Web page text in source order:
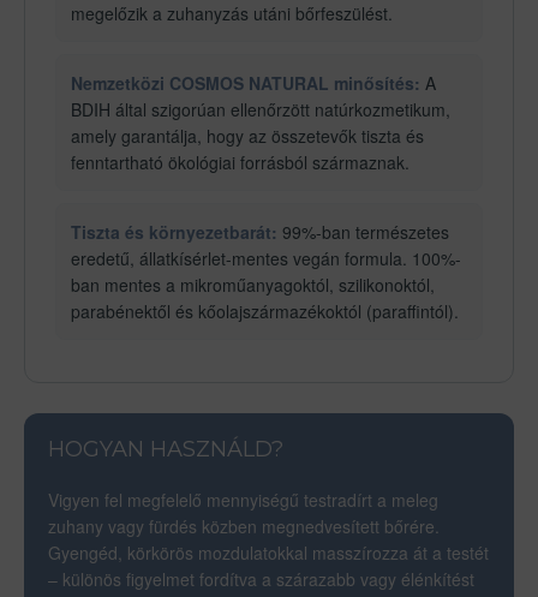
megelőzik a zuhanyzás utáni bőrfeszülést.
Nemzetközi COSMOS NATURAL minősítés: A
BDIH által szigorúan ellenőrzött natúrkozmetikum,
amely garantálja, hogy az összetevők tiszta és
fenntartható ökológiai forrásból származnak.
Tiszta és környezetbarát: 99%-ban természetes
eredetű, állatkísérlet-mentes vegán formula. 100%-
ban mentes a mikroműanyagoktól, szilikonoktól,
parabénektől és kőolajszármazékoktól (paraffintól).
HOGYAN HASZNÁLD?
Vigyen fel megfelelő mennyiségű testradírt a meleg
zuhany vagy fürdés közben megnedvesített bőrére.
Gyengéd, körkörös mozdulatokkal masszírozza át a testét
– különös figyelmet fordítva a szárazabb vagy élénkítést